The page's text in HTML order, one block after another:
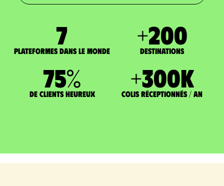
7
Plateformes dans le monde
+200
DESTINATIONS
75%
de clients heureux
+300K
Colis réceptionnés / an